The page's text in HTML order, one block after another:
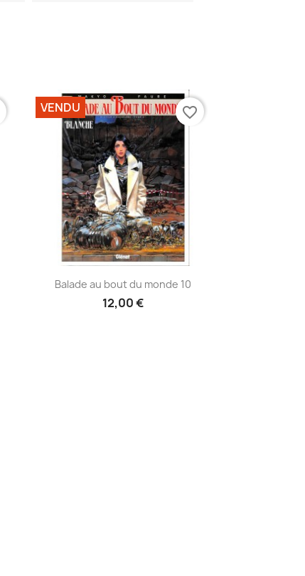
Aperçu rapide
Balade au bout du monde 10
12,00 €
VENDU favorite_border